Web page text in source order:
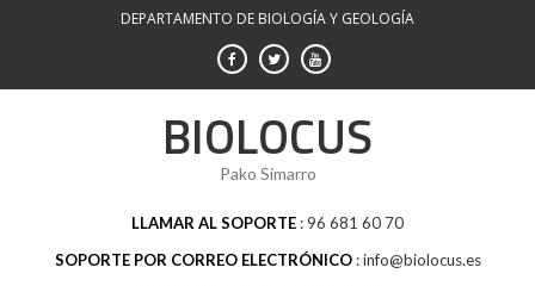
DEPARTAMENTO DE BIOLOGÍA Y GEOLOGÍA
BIOLOCUS
Pako Simarro
LLAMAR AL SOPORTE 96 681 60 70
SOPORTE POR CORREO ELECTRÓNICO info@biolocus.es